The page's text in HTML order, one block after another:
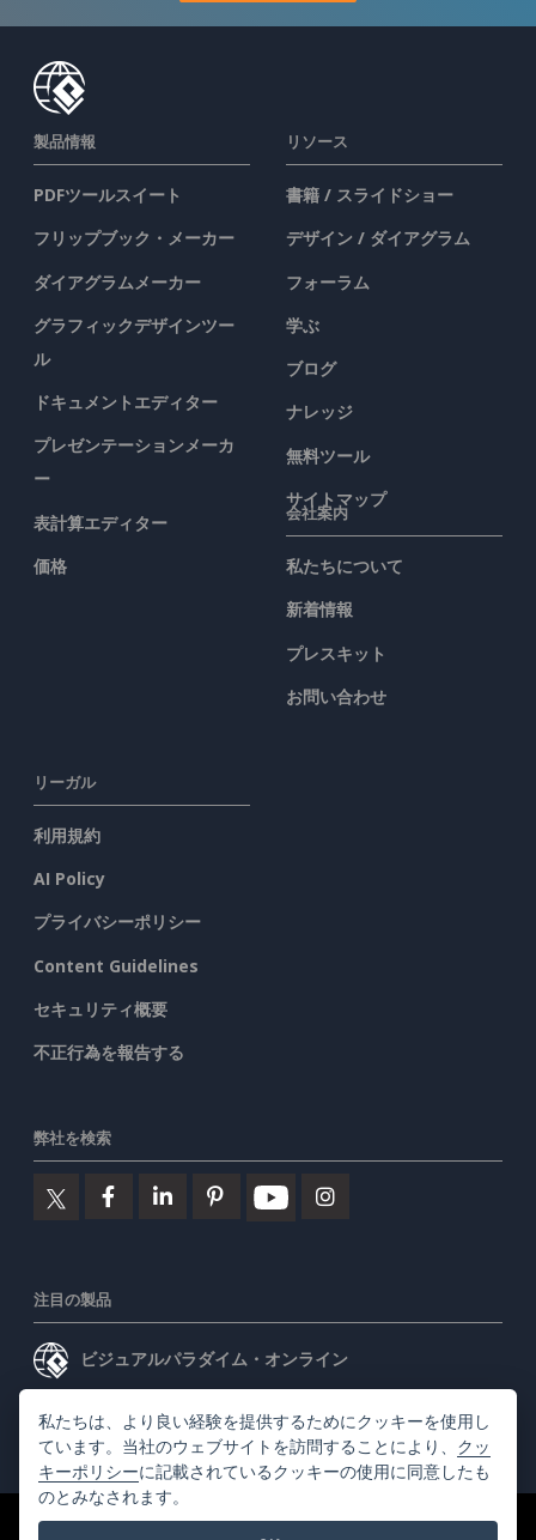
製品情報
PDFツールスイート
フリップブック・メーカー
ダイアグラムメーカー
グラフィックデザインツー
ル
ドキュメントエディター
プレゼンテーションメーカ
ー
表計算エディター
価格
リソース
書籍 / スライドショー
デザイン / ダイアグラム
フォーラム
学ぶ
ブログ
ナレッジ
無料ツール
サイトマップ
会社案内
私たちについて
新着情報
プレスキット
お問い合わせ
リーガル
利用規約
AI Policy
プライバシーポリシー
Content Guidelines
セキュリティ概要
不正行為を報告する
弊社を検索
注目の製品
ビジュアルパラダイム・オンライン
ビジュアルパラダイムデスクトップ
©2026 by Visual Paradigm. 全ての権利を有する
私たちは、より良い経験を提供するためにクッキーを使用し
ています。当社のウェブサイトを訪問することにより、 クッ
キーポリシーに記載されているクッキーの使用に同意したも
のとみなされます。